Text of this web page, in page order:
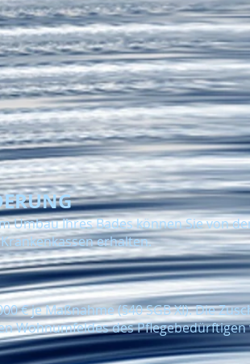
Umbau Ihres Bades können Sie von
erhalten.
€ je Maßnahme (§40 SGB XI). Die
Wohnumfeldes des